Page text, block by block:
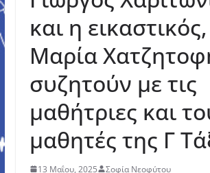
και η
Μαρία
συζητούν με τις
μαθήτριες και
μαθητές της Γ
13 Μαΐου, 2025 Σοφία Νεοφύτου